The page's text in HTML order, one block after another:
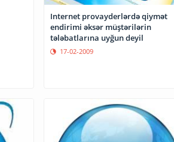
Internet provayderlərdə qiymət
endirimi əksər müştərilərin
tələbatlarına uyğun deyil
17-02-2009